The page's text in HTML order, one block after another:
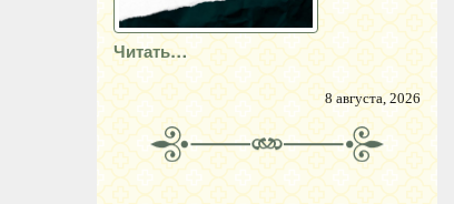
Читать…
8 августа, 2026